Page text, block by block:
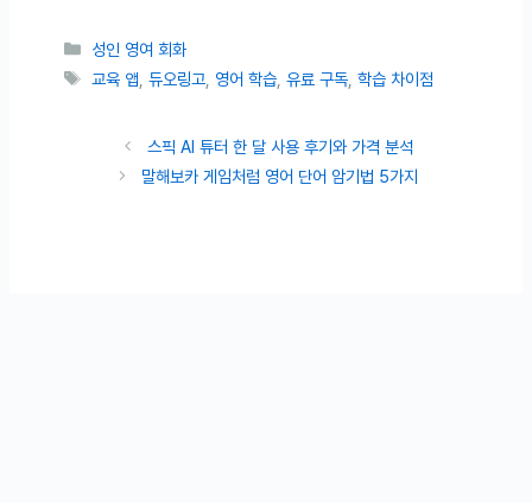
카테고리
성인 영여 회화
태그
교육 앱 ,듀오링고 영어 학습 ,유료 구독 ,학습 차이점
스픽 AI 튜터 한 달 사용 후기와 가격 분석
말해보카 게임처럼 영어 단어 암기법 5가지